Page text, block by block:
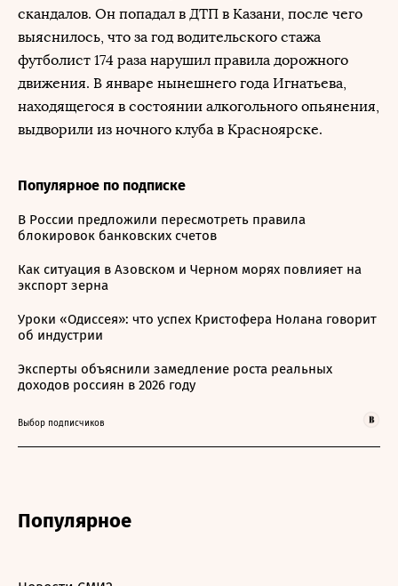
скандалов. Он попадал в ДТП в Казани, после чего
выяснилось, что за год водительского стажа
футболист 174 раза нарушил правила дорожного
движения. В январе нынешнего года Игнатьева,
находящегося в состоянии алкогольного опьянения,
выдворили из ночного клуба в Красноярске.
Популярное по подписке
В России предложили пересмотреть правила
блокировок банковских счетов
Как ситуация в Азовском и Черном морях повлияет на
экспорт зерна
Уроки «Одиссея»: что успех Кристофера Нолана говорит
об индустрии
Эксперты объяснили замедление роста реальных
доходов россиян в 2026 году
Выбор подписчиков
Популярное